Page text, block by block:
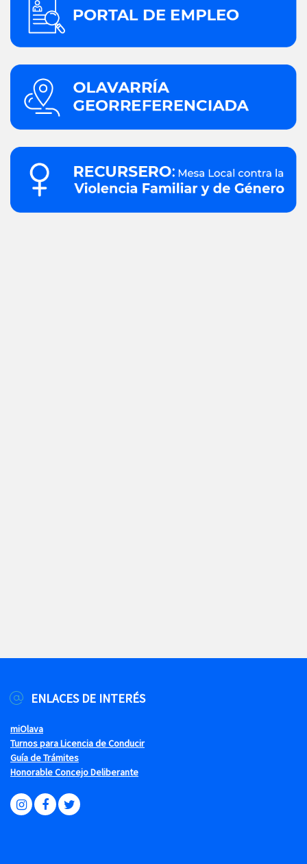
ENLACES DE INTERÉS
miOlava
Turnos para Licencia de Conducir
Guía de Trámites
Honorable Concejo Deliberante